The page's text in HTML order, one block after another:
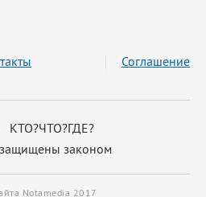
законом
Соглашение
Notamedia 2017